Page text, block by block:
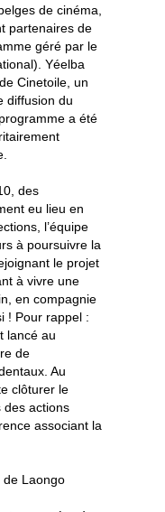
de cinéma,
partenaires de
géré par le
Yéelba
Cinetoile, un
diffusion du
a été
des
eu lieu en
l’équipe
à poursuivre la
le projet
à vivre une
en compagnie
! Pour rappel :
lancé au
de
Au
clôturer le
des actions
associant la
de Laongo